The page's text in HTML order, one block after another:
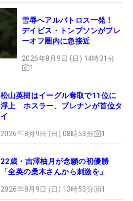
雪辱へアルバトロス一発！
デイビス・トンプソンがプレ
ーオフ圏内に急接近
2026年8月9日 (日) 14時31分
1
松山英樹はイーグル奪取で11位に
浮上 ホスラー、ブレナンが首位タ
イ
2026年8月9日 (日) 08時53分 1
22歳・吉澤柚月が念願の初優勝
「全英の桑木さんから刺激を」
2026年8月9日 (日) 13時53分 1